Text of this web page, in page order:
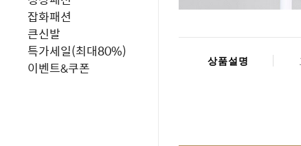
잡화패션
큰신발
특가세일(최대80%)
이벤트&쿠폰
상품설명